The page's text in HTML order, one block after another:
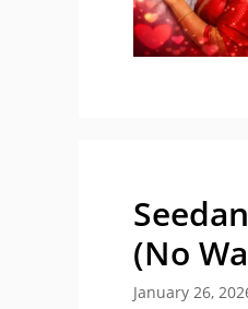
(No
January 26,